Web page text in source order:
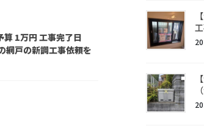
算 1万円 工事完了日
網戸の新調工事依頼を